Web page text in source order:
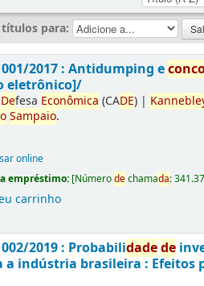
para:
2017 : Antidumping e
eletrônico]/
Defesa Econômica (CADE) |
Sampaio.
online
empréstimo: [Númerodechamada:
carrinho
2019 : Probabilidadede
indústria brasileira : Efeitos